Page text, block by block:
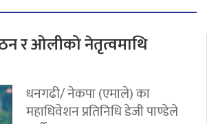
र ओलीको नेतृत्वमाथि
धनगढी/ नेकपा (एमाले) का
महाधिवेशन प्रतिनिधि डेजी पाण्डेले